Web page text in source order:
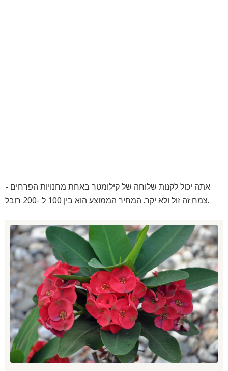
אתה יכול לקנות שלוחה של קילומטר באחת מחנויות הפרחים -
צמח זה זול ולא יקר. המחיר הממוצע הוא בין 100 ל -200 רובל.